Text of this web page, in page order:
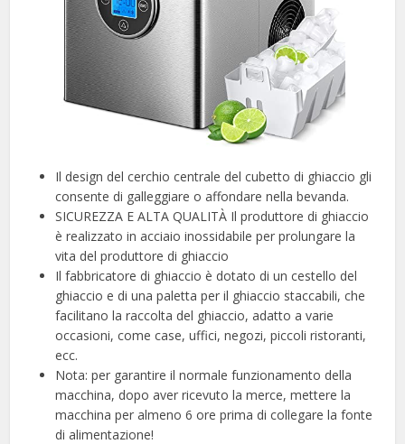
Il design del cerchio centrale del cubetto di ghiaccio gli
consente di galleggiare o affondare nella bevanda.
SICUREZZA E ALTA QUALITÀ Il produttore di ghiaccio
è realizzato in acciaio inossidabile per prolungare la
vita del produttore di ghiaccio
Il fabbricatore di ghiaccio è dotato di un cestello del
ghiaccio e di una paletta per il ghiaccio staccabili, che
facilitano la raccolta del ghiaccio, adatto a varie
occasioni, come case, uffici, negozi, piccoli ristoranti,
ecc.
Nota: per garantire il normale funzionamento della
macchina, dopo aver ricevuto la merce, mettere la
macchina per almeno 6 ore prima di collegare la fonte
di alimentazione!